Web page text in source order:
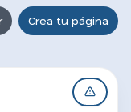
Crea tu página